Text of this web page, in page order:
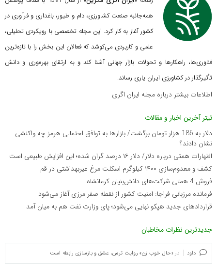
همه‌جانبه صنعت کشاورزی، دام و طیور، باغداری و فرآوری در
کشور آغاز به کار کرد. این مجله تخصصی با رویکردی تحلیلی،
علمی و کاربردی می‌کوشد که فعالان این بخش را با تازه‌ترین
فناوری‌ها، راهکارها و تحولات بازار جهانی آشنا کند و به ارتقای بهره‌وری و دانش
تأثیرگذار در کشاورزی ایران یاری رساند.
اطلاعات بیشتر درباره مجله ایران اگری
تیتر آخرین اخبار و مقالات
دلار به 186 هزار تومان برگشت/ بازارها به توافق احتمالی هرمز چه واکنشی
نشان دادند؟
اظهارات همتی درباره دلار/ دلار ۱۶ درصد گران شده؛ این افزایش طبیعی است
کشف و معدوم‌سازی ۱۴۰۰ کیلوگرم اسکلت مرغ غیربهداشتی در قم
فروش 4 همتی شرکت‌های دانش‌بنیان کرمانشاه
فرمانده مرزبانی فراجا: امنیت کشور از نقطه صفر مرزی آغاز می‌شود
قراردادهای جدید هپکو نهایی می‌شود؛ پای وزارت نفت هم به میان آمد
جدیدترین نظرات مخاطبان
داود در «حال خوب زن» روایت ترس، عشق و بازسازی رابطه است